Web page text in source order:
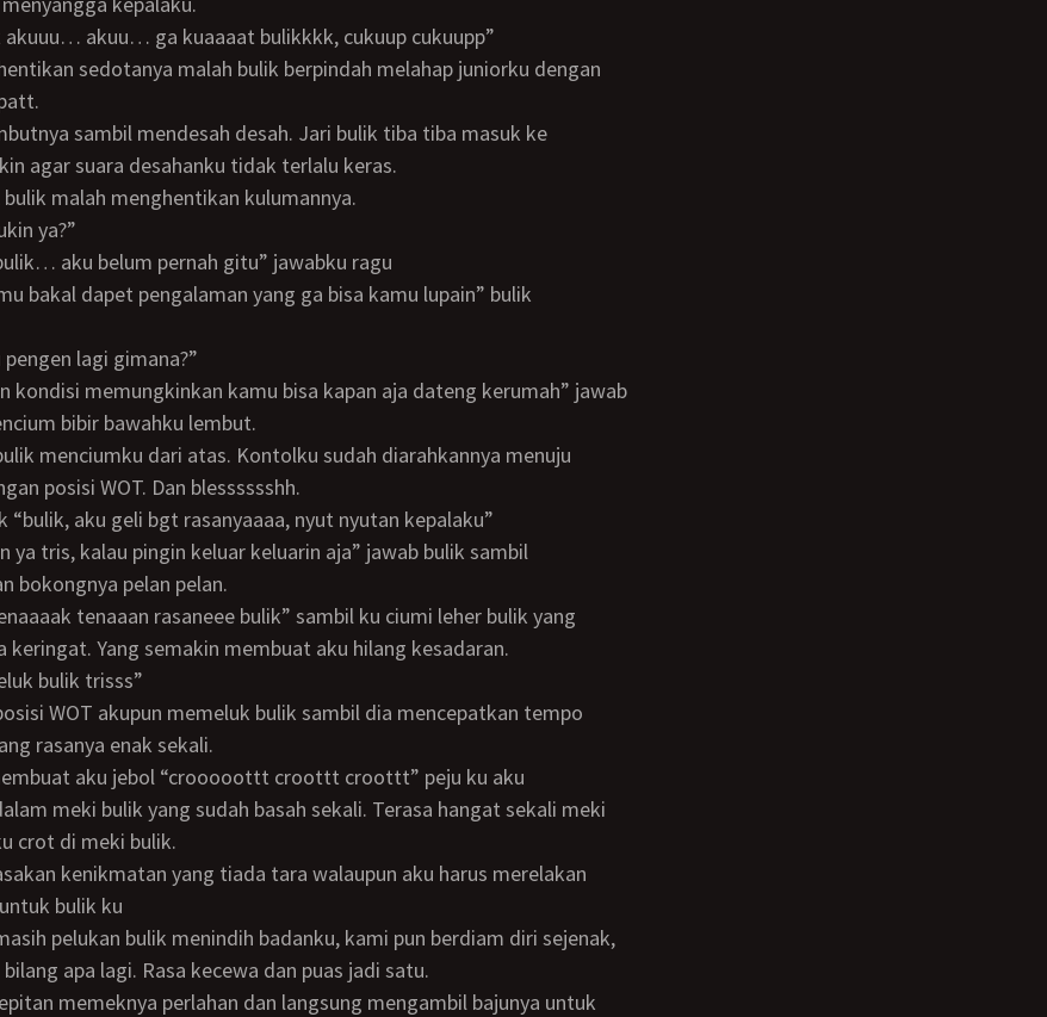
akuuu… akuu… ga kuaaaat bulikkkk, cukuup cukuupp”
agar suara desahanku tidak terlalu keras.
bulik malah menghentikan kulumannya.
ya?”
bulik… aku belum pernah gitu” jawabku ragu
pengen lagi gimana?”
bibir bawahku lembut.
posisi WOT. Dan blesssssshh.
“bulik, aku geli bgt rasanyaaaa, nyut nyutan kepalaku”
bokongnya pelan pelan.
keringat. Yang semakin membuat aku hilang kesadaran.
bulik trisss”
rasanya enak sekali.
meki bulik yang sudah basah sekali. Terasa hangat sekali meki
crot di meki bulik.
bulik ku
apa lagi. Rasa kecewa dan puas jadi satu.